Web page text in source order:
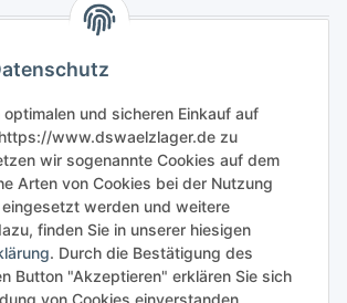
optimalen und sicheren Einkauf auf
www.dswaelzlager.de zu
wir sogenannte Cookies auf dem
Arten von Cookies bei der Nutzung
werden und weitere
finden Sie in unserer hiesigen
. Durch die Bestätigung des
Button "Akzeptieren" erklären Sie sich